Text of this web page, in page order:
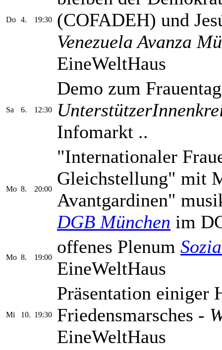
Do 4. 19:30
(COFADEH) und
Venezuela Avanza
EineWeltHaus
Sa 6. 12:30
Demo zum
Infomarkt ..
Mo 8. 20:00
"Internationaler
Gleichstellung" mit
Avantgardinen"
DGB München im
Mo 8. 19:00
offenes Plenum
EineWeltHaus
Mi 10. 19:30
Präsentation einiger
Friedensmarsches -
EineWeltHaus